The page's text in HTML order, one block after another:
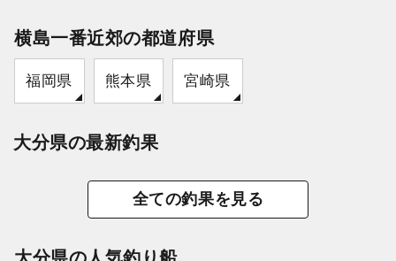
横島一番近郊の都道府県
福岡県 熊本県 宮崎県
大分県の最新釣果
全ての釣果を見る
大分県の人気釣り船